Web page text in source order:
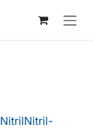
NitrilNitril-